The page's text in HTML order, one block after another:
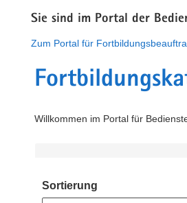
Sie sind im Portal der
Zum Portal für
Willkommen im Portal für
Sortierung